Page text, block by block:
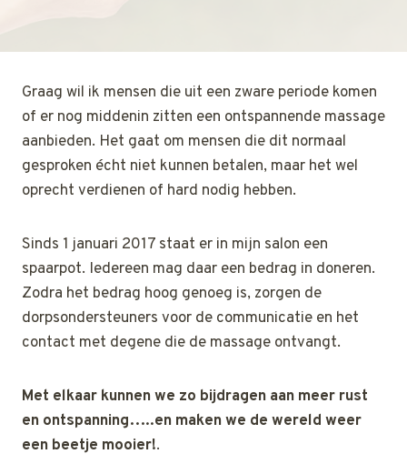
Graag wil ik mensen die uit een zware periode komen
of er nog middenin zitten een ontspannende massage
aanbieden. Het gaat om mensen die dit normaal
gesproken écht niet kunnen betalen, maar het wel
oprecht verdienen of hard nodig hebben.
Sinds 1 januari 2017 staat er in mijn salon een
spaarpot. Iedereen mag daar een bedrag in doneren.
Zodra het bedrag hoog genoeg is, zorgen de
dorpsondersteuners voor de communicatie en het
contact met degene die de massage ontvangt.
Met elkaar kunnen we zo bijdragen aan meer rust
en ontspanning…..en maken we de wereld weer
een beetje mooier!.